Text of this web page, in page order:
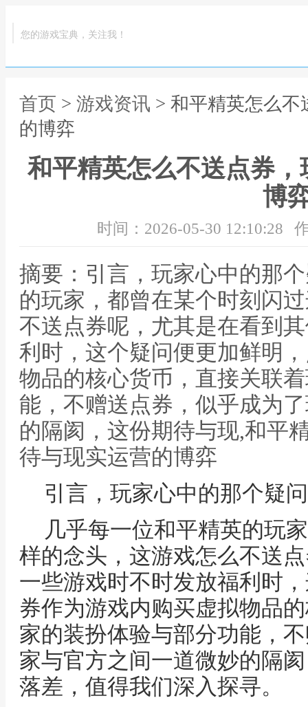
您的游戏宝典，关注我！
首页 > 游戏资讯 > 和平精英怎么
的博弈
和平精英怎么不送点券
博
时间：2026-05-30 12:10:28
摘要：引言，玩家心中的那
的玩家，都曾在某个时刻闪
不送点券呢，尤其是在看到
利时，这个疑问便更加鲜明
物品的核心货币，直接关联
能，不赠送点券，似乎成为
的隔阂，这份期待与现,和平
待与现实运营的博弈
引言，玩家心中的那个疑问
几乎每一位和平精英的玩
样的念头，这游戏怎么不送
一些游戏时不时发放福利时
券作为游戏内购买虚拟物品
家的装扮体验与部分功能，
家与官方之间一道微妙的隔
落差，值得我们深入探寻。